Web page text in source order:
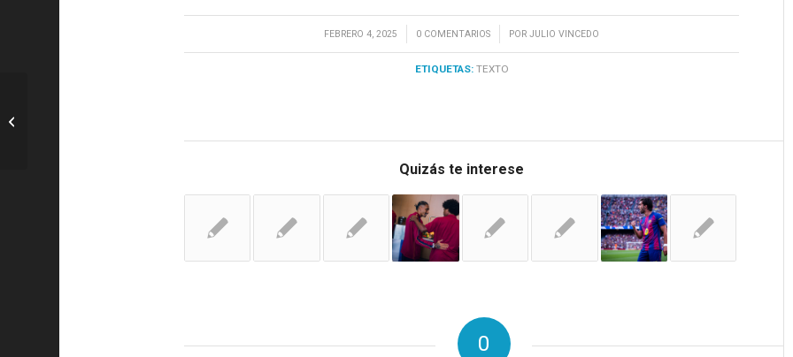
FEBRERO 4, 2025
/ 0 COMENTARIOS
/ PORJULIO VINCEDO
ETIQUETAS: TEXTO
Quizás te interese
0